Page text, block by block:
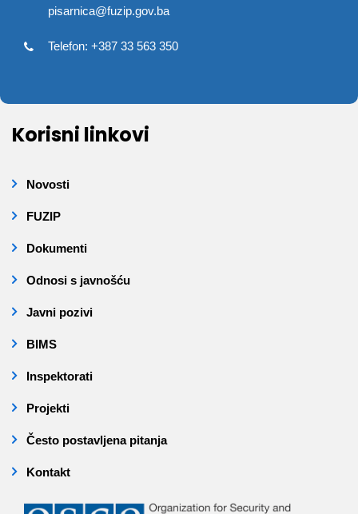
pisarnica@fuzip.gov.ba
Telefon: +387 33 563 350
Korisni linkovi
Novosti
FUZIP
Dokumenti
Odnosi s javnošću
Javni pozivi
BIMS
Inspektorati
Projekti
Često postavljena pitanja
Kontakt